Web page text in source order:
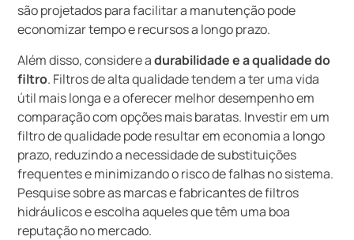
são projetados para facilitar a manutenção pode
economizar tempo e recursos a longo prazo.
Além disso, considere adurabilidade e a qualidade do
filtro. Filtros de alta qualidade tendem a ter uma vida
útil mais longa e a oferecer melhor desempenho em
comparação com opções mais baratas. Investir em um
filtro de qualidade pode resultar em economia a longo
prazo, reduzindo a necessidade de substituições
frequentes e minimizando o risco de falhas no sistema.
Pesquise sobre as marcas e fabricantes de filtros
hidráulicos e escolha aqueles que têm uma boa
reputação no mercado.